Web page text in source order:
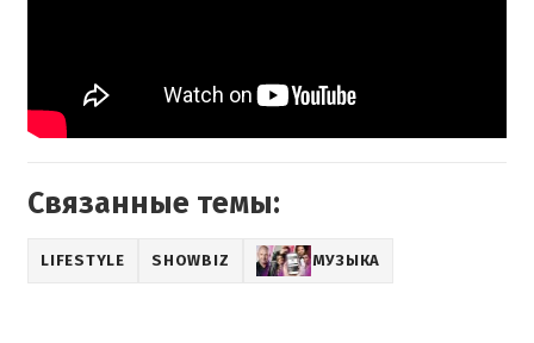
Связанные темы:
LIFESTYLE SHOWBIZ МУЗЫКА